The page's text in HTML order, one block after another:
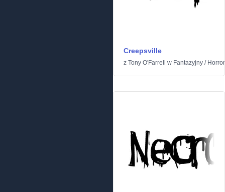
Creepsville
z Tony O'Farrell w Fantazyjny / Horror